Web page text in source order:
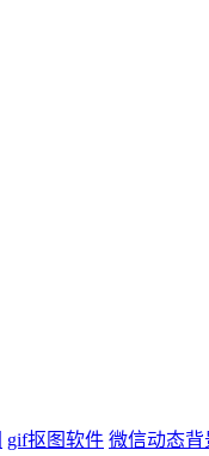
gif抠图软件 微信动态